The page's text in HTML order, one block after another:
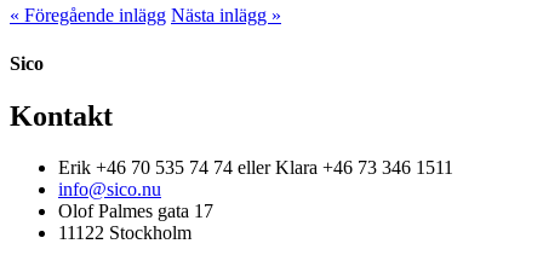
« Föregående inlägg Nästa inlägg »
Sico
Kontakt
Erik +46 70 535 74 74 eller Klara +46 73 346 1511
info@sico.nu
Olof Palmes gata 17
11122 Stockholm